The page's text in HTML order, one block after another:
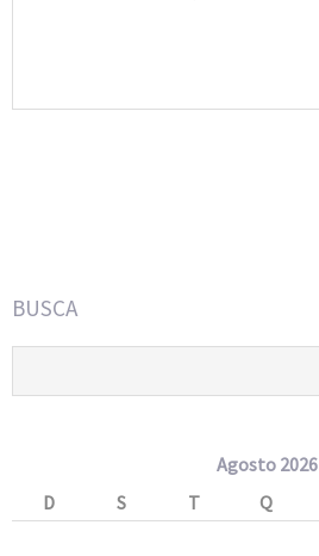
BUSCA
Agosto 2026
D
S T Q